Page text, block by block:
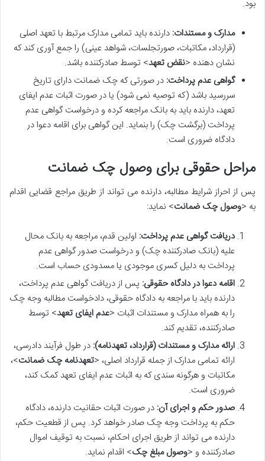
بود.
مدارک و مستندات: دارنده باید تمامی مدارک مرتبط با تعهد اصلی
(قرارداد، مکاتبات، صورتجلسات، شواهد عینی) را جمع آوری کند که
نشان دهنده <نقض تعهد> توسط صادرکننده باشد.
گواهی عدم پرداخت: در صورتی که چک ضمانت دارای تاریخ
سررسید باشد (که توصیه نمی شود) یا در صورت اثبات عدم ایفای
تعهد، دارنده باید به بانک مراجعه کرده و درخواست گواهی عدم
پرداخت (برگشت چک) را بنماید. این گواهی برای اقامه دعوا در
دادگاه ضروری است.
مراحل حقوقی برای وصول چک ضمانت
پس از احراز شرایط مطالبه، دارنده می تواند از طریق مراجع قضایی اقدام
به <وصول چک ضمانت> نماید:
دریافت گواهی عدم پرداخت: اولین قدم، مراجعه به بانک محال
علیه (بانک صادرکننده چک) و درخواست صدور گواهی عدم
پرداخت به دلیل کسری موجودی یا مسدودی حساب است.
اقامه دعوا در دادگاه حقوقی: پس از دریافت گواهی عدم پرداخت،
دارنده باید با مراجعه به دادگاه حقوقی، دادخواست مطالبه وجه چک
را به همراه مدارک و مستندات اثبات <عدم ایفای تعهد> توسط
صادرکننده، تقدیم کند.
ارائه مدارک و مستندات (قرارداد، تعهدنامه): در طول فرآیند دادرسی،
ارائه تمامی مدارک از جمله قرارداد اصلی، <تعهدنامه چک ضمانت>،
مکاتبات و هرگونه سندی که به اثبات عدم ایفای تعهد کمک کند،
ضروری است.
صدور حکم و اجرای آن: در صورت اثبات حقانیت دارنده، دادگاه
حکم به پرداخت وجه چک صادر خواهد کرد. پس از قطعیت حکم،
دارنده می تواند از طریق اجرای احکام، نسبت به توقیف اموال
صادرکننده و <وصول مبلغ چک> اقدام نماید.